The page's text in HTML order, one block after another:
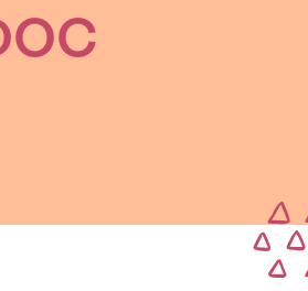
Bardolino Sottozone
Sommacampagna Bardolino DOC